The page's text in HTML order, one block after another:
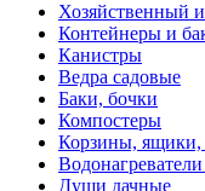
Хозяйственный
Контейнеры и
Канистры
Ведра садовые
Баки, бочки
Компостеры
Корзины, ящики,
Души дачные